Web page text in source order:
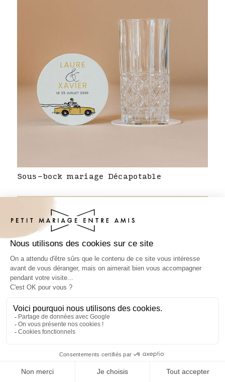
Sous-bock mariage Décapotable